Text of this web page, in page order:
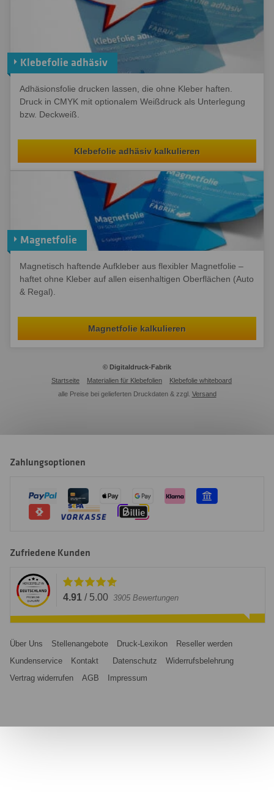
Klebefolie adhäsiv
Adhäsionsfolie drucken lassen, die ohne Kleber haften.
Druck in CMYK mit optionalem Weißdruck als Unterlegung
bzw. Deckweiß.
Klebefolie adhäsiv kalkulieren
Magnetfolie
Magnetisch haftende Aufkleber aus flexibler Magnetfolie –
haftet ohne Kleber auf allen eisenhaltigen Oberflächen (Auto
& Regal).
Magnetfolie kalkulieren
© Digitaldruck-Fabrik
Startseite
Materialien für Klebefolien
Klebefolie whiteboard
alle Preise bei gelieferten Druckdaten & zzgl. Versand
Zahlungsoptionen
Zufriedene Kunden
4.91 / 5.00 3905 Bewertungen
Über Uns Stellenangebote Druck-Lexikon
Reseller werden
Kundenservice
Kontakt Datenschutz
Widerrufsbelehrung
Vertrag widerrufen
AGB Impressum